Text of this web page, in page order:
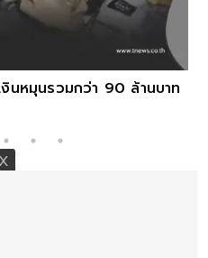
นหมุนรวมกว่า 90 ล้านบาท